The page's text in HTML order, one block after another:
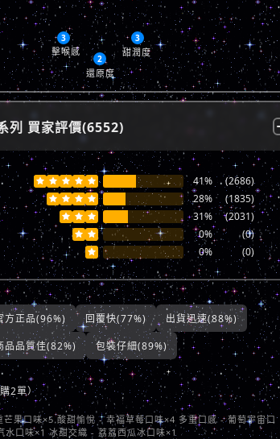
3
2
3
甜潤度
還原度
擊喉感
列 買家評價(6552)
     41% (2686)
    28% (1835)
   31% (2031)
  0% (0)
 0% (0)
方正品(96%) 回覆快(77%)
出貨迅速(88%)
品品質佳(82%) 包裝仔細(89%)
2單）
果口味×5 酸甜愉悅 - 幸福草莓口味×4 多重口感 - 葡萄宇宙口
水口味×1 冰甜交織 - 荔荔西瓜冰口味×1